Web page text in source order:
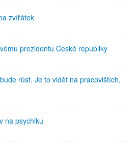
zvířátek
prezidentu České republiky
růst. Je to vidět na pracovištích,
na psychiku